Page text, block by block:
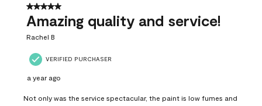
5 out of 5 stars.
Amazing quality and service!
Rachel B
VERIFIED PURCHASER
a year ago
Not only was the service spectacular, the paint is low fumes and